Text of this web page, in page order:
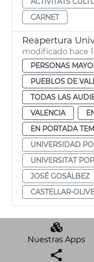
CARNET
modificado hace
PERSONAS
PUEBLOS DE
TODAS LAS
VALENCIA
EN PORTADA
UNIVERSIDAD
UNIVERSITAT
JOSÉ GOSÁLBEZ
CASTELLAR-
Nuestras Apps